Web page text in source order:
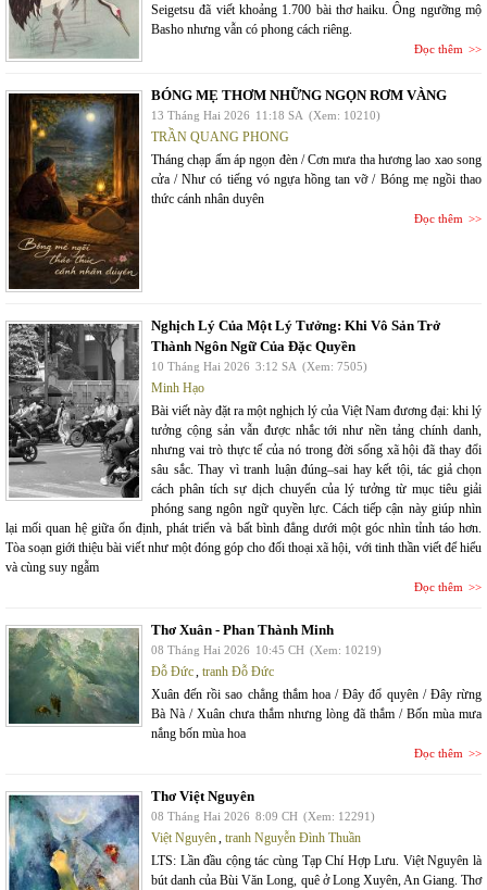
Seigetsu đã viết khoảng 1.700 bài thơ haiku. Ông ngưỡng mộ
Basho nhưng vẫn có phong cách riêng.
Đọc thêm
BÓNG MẸ THƠM NHỮNG NGỌN RƠM VÀNG
13 Tháng Hai 2026 11:18 SA (Xem: 10210)
TRẦN QUANG PHONG
Tháng chạp ấm áp ngọn đèn / Cơn mưa tha hương lao xao song
cửa / Như có tiếng vó ngựa hồng tan vỡ / Bóng mẹ ngồi thao
thức cánh nhân duyên
Đọc thêm
Nghịch Lý Của Một Lý Tưởng: Khi Vô Sản Trở
Thành Ngôn Ngữ Của Đặc Quyền
10 Tháng Hai 2026 3:12 SA (Xem: 7505)
Minh Hạo
Bài viết này đặt ra một nghịch lý của Việt Nam đương đại: khi lý
tưởng cộng sản vẫn được nhắc tới như nền tảng chính danh,
nhưng vai trò thực tế của nó trong đời sống xã hội đã thay đổi
sâu sắc. Thay vì tranh luận đúng–sai hay kết tội, tác giả chọn
cách phân tích sự dịch chuyển của lý tưởng từ mục tiêu giải
phóng sang ngôn ngữ quyền lực. Cách tiếp cận này giúp nhìn
lại mối quan hệ giữa ổn định, phát triển và bất bình đẳng dưới một góc nhìn tỉnh táo hơn.
Tòa soạn giới thiệu bài viết như một đóng góp cho đối thoại xã hội, với tinh thần viết để hiểu
và cùng suy ngẫm
Đọc thêm
Thơ Xuân - Phan Thành Minh
08 Tháng Hai 2026 10:45 CH (Xem: 10219)
Đỗ Đức, tranh Đỗ Đức
Xuân đến rồi sao chẳng thắm hoa / Đây đổ quyên / Đây rừng
Bà Nà / Xuân chưa thắm nhưng lòng đã thắm / Bốn mùa mưa
nắng bốn mùa hoa
Đọc thêm
Thơ Việt Nguyên
08 Tháng Hai 2026 8:09 CH (Xem: 12291)
Việt Nguyên, tranh Nguyễn Đình Thuần
LTS: Lần đầu cộng tác cùng Tạp Chí Hợp Lưu. Việt Nguyên là
bút danh của Bùi Văn Long, quê ở Long Xuyên, An Giang. Thơ